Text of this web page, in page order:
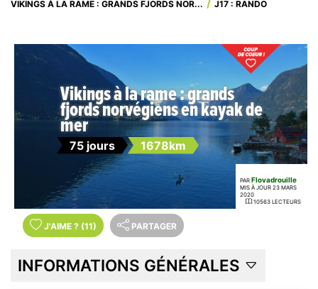
VIKINGS À LA RAME : GRANDS FJORDS NOR...
J17 : RANDO
Vikings à la rame : grands
fjords norvégiens en kayak de
mer
75 jours 1678km
PAR Flovadrouille
MIS À JOUR 23 MARS
2020
10563 LECTEURS
J'AIME ? (11) PARTAGER
INFORMATIONS GÉNÉRALES